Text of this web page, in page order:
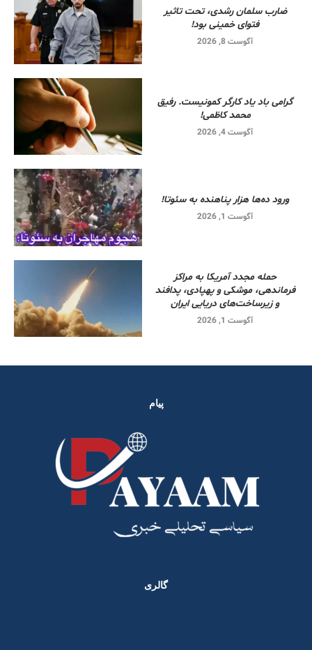
ضارب سلمان رشدی، تحت تاثیر
فتوای خمینی بود!
آگوست 8, 2026
گرامی باد یاد کارگر کمونیست. رفیق
محمد کاظمی!
آگوست 4, 2026
ورود ده‌ها هزار پناهنده به سئوتا!
آگوست 1, 2026
حمله مجدد آمریکا به مراکز
فرماندهی، موشکی و پهپادی، پدافند
و زیرساخت‌های دریایی ایران
آگوست 1, 2026
پیام
گالری